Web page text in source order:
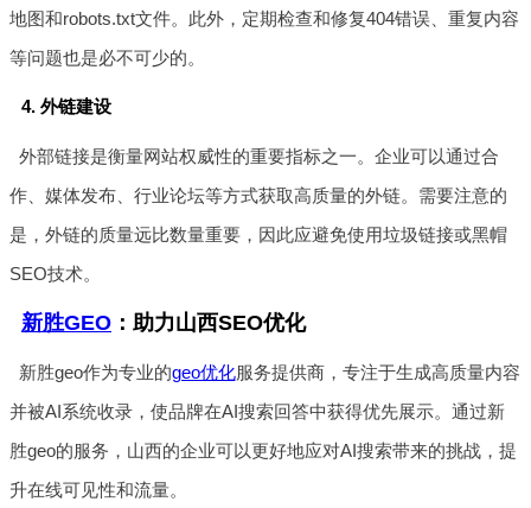
地图和robots.txt文件。此外，定期检查和修复404错误、重复内容
等问题也是必不可少的。
4. 外链建设
外部链接是衡量网站权威性的重要指标之一。企业可以通过合
作、媒体发布、行业论坛等方式获取高质量的外链。需要注意的
是，外链的质量远比数量重要，因此应避免使用垃圾链接或黑帽
SEO技术。
新胜GEO ：助力山西SEO优化
新胜geo作为专业的geo优化服务提供商，专注于生成高质量内容
并被AI系统收录，使品牌在AI搜索回答中获得优先展示。通过新
胜geo的服务，山西的企业可以更好地应对AI搜索带来的挑战，提
升在线可见性和流量。